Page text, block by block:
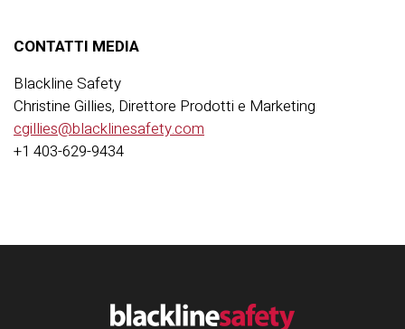
CONTATTI MEDIA
Blackline Safety
Christine Gillies, Direttore Prodotti e Marketing
cgillies@blacklinesafety.com
+1 403-629-9434